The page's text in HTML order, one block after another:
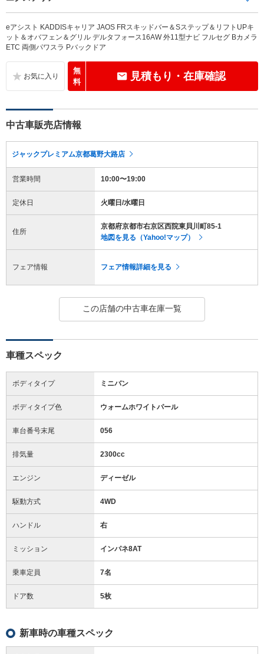
eアシスト KADDISキャリア JAOS FRスキッドバー＆Sステップ＆リフトUPキ
ット＆オバフェン＆グリル デルタフォース16AW 外11型ナビ フルセグ Bカメラ
ETC 両側パワスラ Pバックドア
無
料
見積もり・在庫確認
中古車販売店情報
ジャックプレミアム京都葛野大路店
営業時間 10:00〜19:00
定休日 火曜日/水曜日
住所
京都府京都市右京区西院東貝川町85-1
地図を見る（Yahoo!マップ）
フェア情報 フェア情報詳細を見る
この店舗の中古車在庫一覧
車種スペック
ボディタイプ ミニバン
ボディタイプ色 ウォームホワイトパール
車台番号末尾 056
排気量 2300cc
エンジン ディーゼル
駆動方式 4WD
ハンドル 右
ミッション インパネ8AT
乗車定員 7名
ドア数 5枚
新車時の車種スペック